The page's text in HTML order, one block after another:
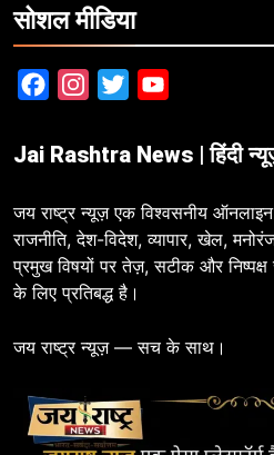
सोशल मीडिया
FacebookInstagram
Twitter
Jai Rashtra News | हिंदी
जय राष्ट्र न्यूज़ एक विश्वसनीय ऑनलाइन
राजनीति, देश-विदेश, व्यापार, खेल,
प्रमुख विषयों पर तेज़, सटीक और
के लिए प्रतिबद्ध है।
जय राष्ट्र न्यूज़ — सच के साथ।